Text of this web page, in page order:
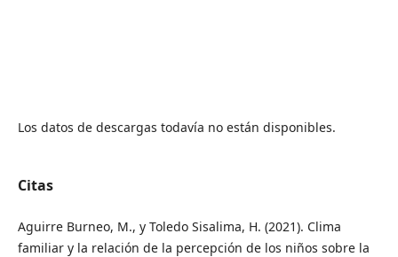
Los datos de descargas todavía no están disponibles.
Citas
Aguirre Burneo, M., y Toledo Sisalima, H. (2021). Clima
familiar y la relación de la percepción de los niños sobre la